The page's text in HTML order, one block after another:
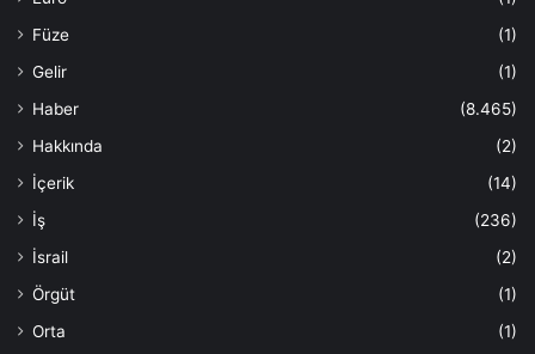
Füze
(1)
Gelir
(1)
Haber
(8.465)
Hakkında
(2)
İçerik
(14)
İş
(236)
İsrail
(2)
Örgüt
(1)
Orta
(1)